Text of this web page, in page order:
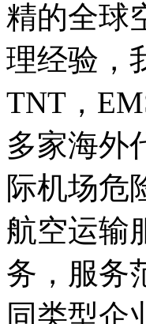
精的全球
理经验，
TNT，
多家海外
际机场危
航空运输
务，服务